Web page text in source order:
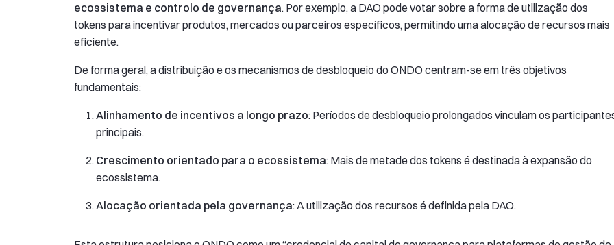
ecossistema e controlo de governança. Por exemplo, a DAO pode votar sobre a forma de utilização dos
tokens para incentivar produtos, mercados ou parceiros específicos, permitindo uma alocação de recursos mais
eficiente.
De forma geral, a distribuição e os mecanismos de desbloqueio do ONDO centram-se em três objetivos
fundamentais:
Alinhamento de incentivos a longo prazo: Períodos de desbloqueio prolongados vinculam os
principais.
Crescimento orientado para o ecossistema: Mais de metade dos tokens é destinada à expansão do
ecossistema.
Alocação orientada pela governança: A utilização dos recursos é definida pela DAO.